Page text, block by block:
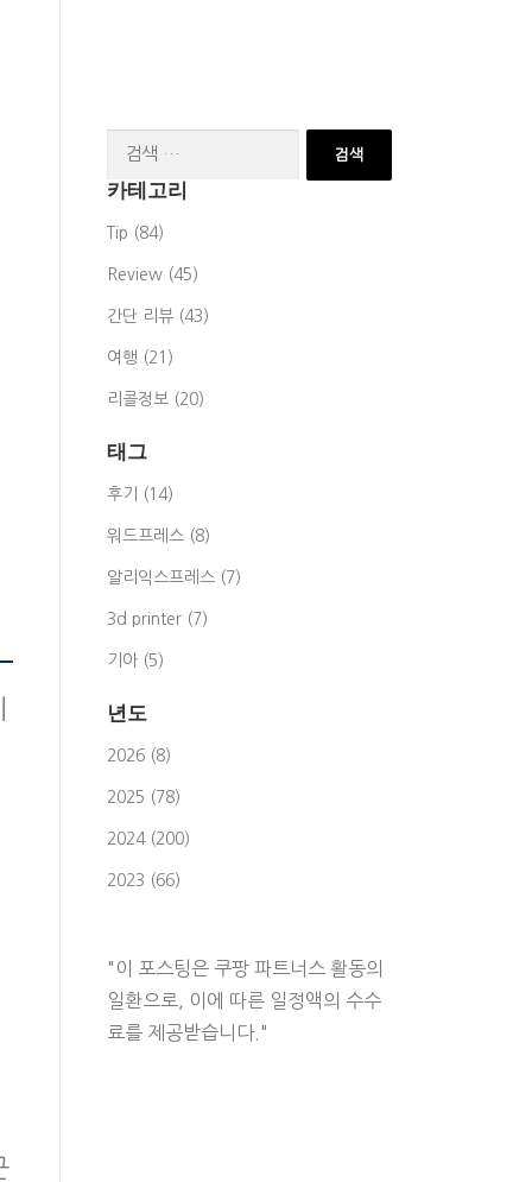
색:
카테고리
Tip (84)
Review (45)
간단 리뷰 (43)
여행 (21)
리콜정보 (20)
태그
후기 (14)
워드프레스 (8)
알리익스프레스 (7)
3d printer (7)
기아 (5)
년도
2026 (8)
2025 (78)
2024 (200)
2023 (66)
"이 포스팅은 쿠팡 파트너스 활동의
일환으로, 이에 따른 일정액의 수수
료를 제공받습니다."